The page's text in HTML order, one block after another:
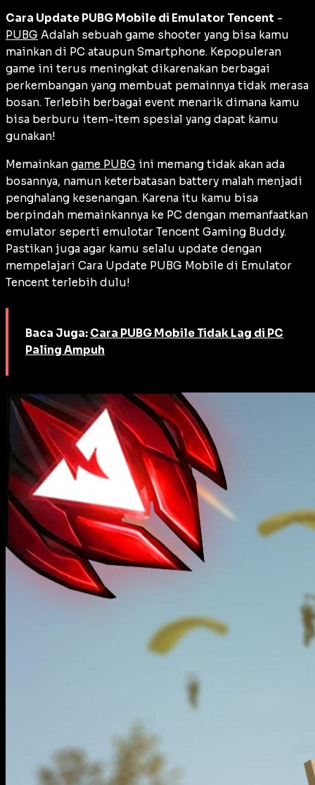
Cara Update PUBG Mobile di Emulator Tencent -
PUBG Adalah sebuah game shooter yang bisa kamu
mainkan di PC ataupun Smartphone. Kepopuleran
game ini terus meningkat dikarenakan berbagai
perkembangan yang membuat pemainnya tidak merasa
bosan. Terlebih berbagai event menarik dimana kamu
bisa berburu item-item spesial yang dapat kamu
gunakan!
Memainkan game PUBG ini memang tidak akan ada
bosannya, namun keterbatasan battery malah menjadi
penghalang kesenangan. Karena itu kamu bisa
berpindah memainkannya ke PC dengan memanfaatkan
emulator seperti emulotar Tencent Gaming Buddy.
Pastikan juga agar kamu selalu update dengan
mempelajari Cara Update PUBG Mobile di Emulator
Tencent terlebih dulu!
Baca Juga: Cara PUBG Mobile Tidak Lag di PC
Paling Ampuh